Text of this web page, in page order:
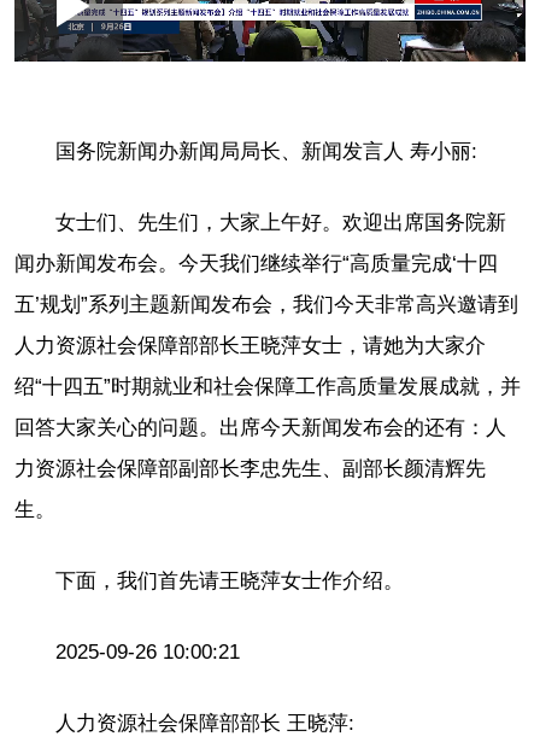
Play
Play Mute
Loaded
Picture-
Picture
0:00/--:--
国务院新闻办新闻局局长、新闻发言人 寿小丽:
女士们、先生们，大家上午好。欢迎出席国务院新
闻办新闻发布会。今天我们继续举行“高质量完成‘十四
五’规划”系列主题新闻发布会，我们今天非常高兴邀请到
人力资源社会保障部部长王晓萍女士，请她为大家介
绍“十四五”时期就业和社会保障工作高质量发展成就，并
回答大家关心的问题。出席今天新闻发布会的还有：人
力资源社会保障部副部长李忠先生、副部长颜清辉先
生。
下面，我们首先请王晓萍女士作介绍。
2025-09-26 10:00:21
人力资源社会保障部部长 王晓萍: